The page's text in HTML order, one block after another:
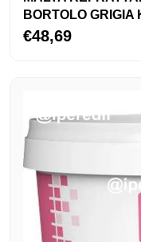
BORTOLO GRIGIA
€48,69